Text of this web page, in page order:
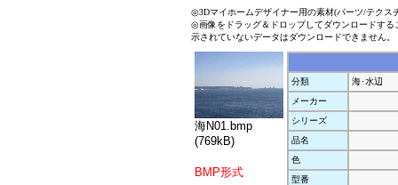
◎3Dマイホームデザイナー用の素材(パーツ/テクス
◎画像をドラッグ＆ドロップしてダウンロードす
示されていないデータはダウンロードできません。
海N01.bmp
(769kB)
BMP形式
分類
海･水辺
メーカー
シリーズ
品名
色
型番